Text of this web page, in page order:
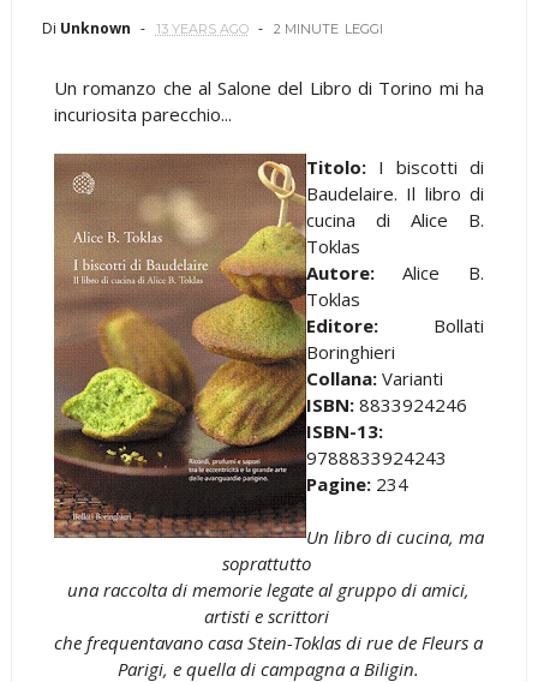
Di Unknown 13 YEARS AGO 2 MINUTE LEGGI
Un romanzo che al Salone del Libro di Torino mi ha
incuriosita parecchio...
Titolo:I biscotti di
Baudelaire. Il libro di
cucina di Alice B.
Toklas
Autore:Alice B.
Toklas
Editore:Bollati
Boringhieri
Collana:Varianti
ISBN: 8833924246
ISBN-13:
9788833924243
Pagine: 234
Un libro di cucina, ma
soprattutto
una raccolta di memorie legate al gruppo di amici,
artisti e scrittori
che frequentavano casa Stein-Toklas di rue de Fleurs a
Parigi, e quella di campagna a Biligin.